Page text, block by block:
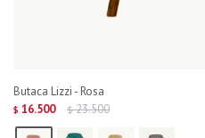
Butaca Lizzi - Rosa
$ 16.500 $ 23.500